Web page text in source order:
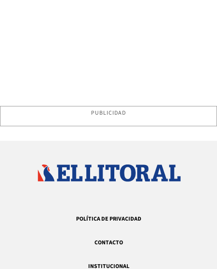
PUBLICIDAD
POLÍTICA DE PRIVACIDAD
CONTACTO
INSTITUCIONAL